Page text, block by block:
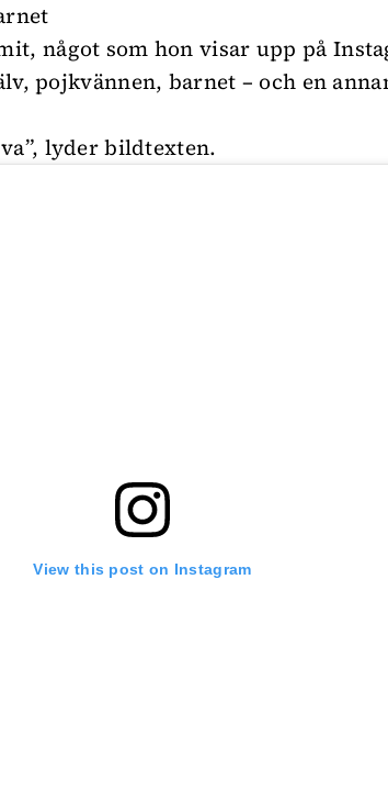
något som hon visar upp på
pojkvännen, barnet – och en
lyder bildtexten.
View this post on Instagram